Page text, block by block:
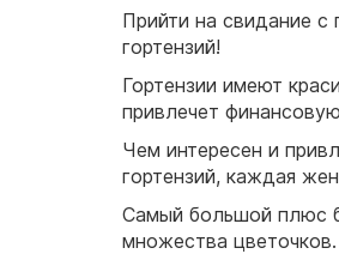
Прийти на свидание с
гортензий!
Гортензии имеют
привлечет
Чем интересен и
гортензий, каждая
Самый большой плюс
множества